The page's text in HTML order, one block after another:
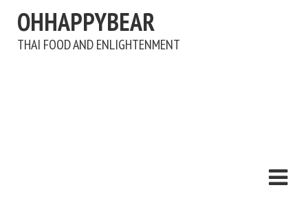
OHHAPPYBEAR
THAI FOOD AND ENLIGHTENMENT